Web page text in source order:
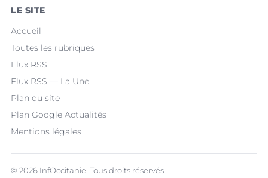
LE SITE
Accueil
Toutes les rubriques
Flux RSS
Flux RSS — La Une
Plan du site
Plan Google Actualités
Mentions légales
© 2026 InfOccitanie. Tous droits réservés.